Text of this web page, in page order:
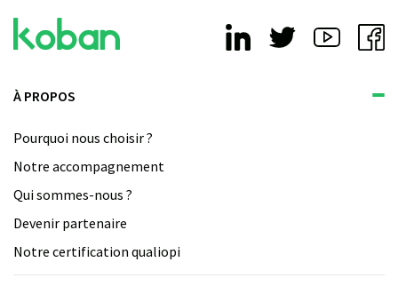
À PROPOS
Pourquoi nous choisir ?
Notre accompagnement
Qui sommes-nous ?
Devenir partenaire
Notre certification qualiopi